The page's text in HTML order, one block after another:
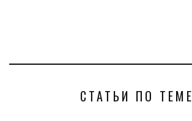
СТАТЬИ ПО ТЕМЕ